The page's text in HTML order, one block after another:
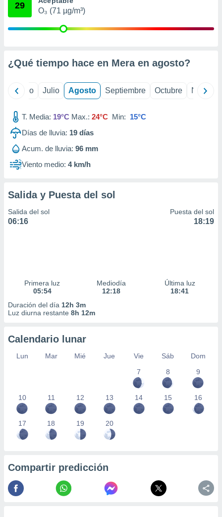
de
1199
29
O₃ (71 µg/m³)
¿Qué tiempo hace en Mera en agosto?
Junio Julio Agosto Septiembre Octubre
T. Media: 19°C Max.: 24°C Min: 15°C
Días de lluvia: 19 días
Acum. de lluvia: 96 mm
Viento medio: 4 km/h
Salida y Puesta del sol
Salida del sol
06:16
Puesta del sol
18:19
Primera luz
05:54
Mediodía
12:18
Última luz
18:41
Duración del día 12h 3m
Luz diurna restante 8h 12m
Calendario lunar
Lun Mar Mié Jue Vie Sáb
Dom
7
8 9
10 11 12 13 14 15 16
17 18 19 20
Compartir predicción